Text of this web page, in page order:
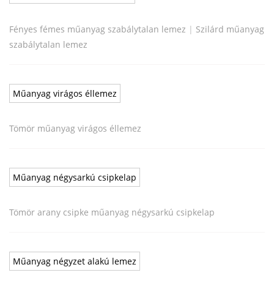
Fényes fémes műanyag szabálytalan lemez | Szilárd műanyag
szabálytalan lemez
Műanyag virágos éllemez
Tömör műanyag virágos éllemez
Műanyag négysarkú csipkelap
Tömör arany csipke műanyag négysarkú csipkelap
Műanyag négyzet alakú lemez